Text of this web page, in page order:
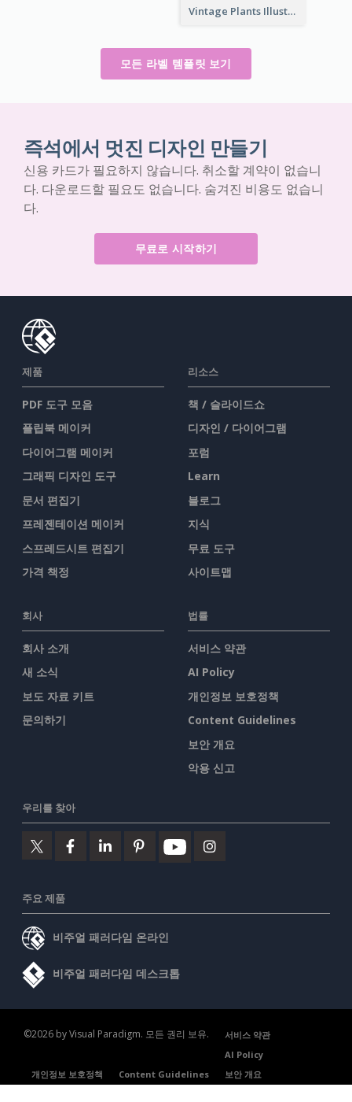
Vintage Plants Illustration Wine Label
모든 라벨 템플릿 보기
즉석에서 멋진 디자인 만들기
신용 카드가 필요하지 않습니다. 취소할 계약이 없습니
다. 다운로드할 필요도 없습니다. 숨겨진 비용도 없습니
다.
무료로 시작하기
제품
PDF 도구 모음
플립북 메이커
다이어그램 메이커
그래픽 디자인 도구
문서 편집기
프레젠테이션 메이커
스프레드시트 편집기
가격 책정
리소스
책 / 슬라이드쇼
디자인 / 다이어그램
포럼
Learn
블로그
지식
무료 도구
사이트맵
회사
회사 소개
새 소식
보도 자료 키트
문의하기
법률
서비스 약관
AI Policy
개인정보 보호정책
Content Guidelines
보안 개요
악용 신고
우리를 찾아
주요 제품
비주얼 패러다임 온라인
비주얼 패러다임 데스크톱
©2026 by Visual Paradigm. 모든 권리 보유.
서비스 약관
AI Policy
개인정보 보호정책
Content Guidelines 보안 개요